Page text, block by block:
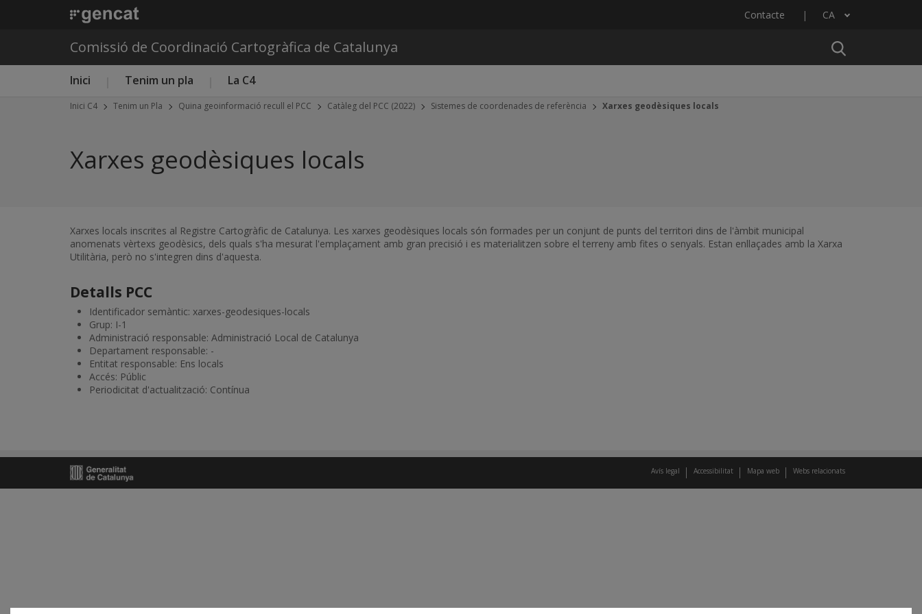
Contacte CA
Llista les accions addicionals
Comissió de Coordinació Cartogràfica de Catalunya
Menú principal C4
Inici Tenim un pla La C4
Inici C4 Tenim un Pla Quina geoinformació recull el PCC Catàleg del PCC (2022) Sistemes de coordenades de referència Xarxes geodèsiques locals
Xarxes geodèsiques locals
Xarxes locals inscrites al Registre Cartogràfic de Catalunya. Les xarxes geodèsiques locals són formades per un conjunt de punts del territori dins de l'àmbit municipal
anomenats vèrtexs geodèsics, dels quals s'ha mesurat l'emplaçament amb gran precisió i es materialitzen sobre el terreny amb fites o senyals. Estan enllaçades amb la Xarxa
Utilitària, però no s'integren dins d'aquesta.
Detalls PCC
Identificador semàntic: xarxes-geodesiques-locals
Grup: I-1
Administració responsable: Administració Local de Catalunya
Departament responsable: -
Entitat responsable: Ens locals
Accés: Públic
Periodicitat d'actualització: Contínua
Avís legal Accessibilitat Mapa web Webs relacionats